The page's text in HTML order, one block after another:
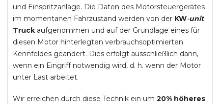
und Einspritzanlage. Die Daten des Motorsteuergerätes
im momentanen Fahrzustand werden von der KW-unit
Truck aufgenommen und auf der Grundlage eines für
diesen Motor hinterlegten verbrauchsoptimierten
Kennfeldes geändert. Dies erfolgt ausschließlich dann,
wenn ein Eingriff notwendig wird, d. h. wenn der Motor
unter Last arbeitet.
Wir erreichen durch diese Technik ein um 20% höheres